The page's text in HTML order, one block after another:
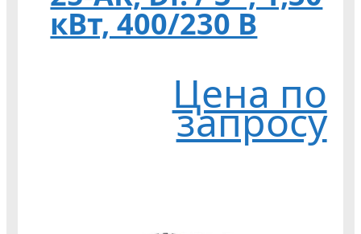
кВт, 400/230 В
Цена по
запросу